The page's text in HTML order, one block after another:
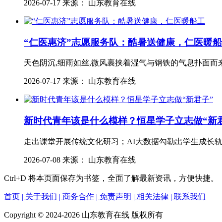
2026-07-17 来源： 山东教育在线
“仁医惠济”志愿服务队：酷暑送健康，仁医暖
天色阴沉,细雨如丝,微风裹挟着湿气与钢铁的气息扑面而
2026-07-17 来源： 山东教育在线
新时代青年该是什么模样？恒星学子立志做“新
走出课堂开展传统文化研习；AI大数据勾勒出学生成长
2026-07-08 来源： 山东教育在线
Ctrl+D 将本页面保存为书签，全面了解最新资讯，方便快捷。
首页 | 关于我们 | 商务合作 | 免责声明 | 相关法律 | 联系我们
Copyright © 2024-2026 山东教育在线 版权所有